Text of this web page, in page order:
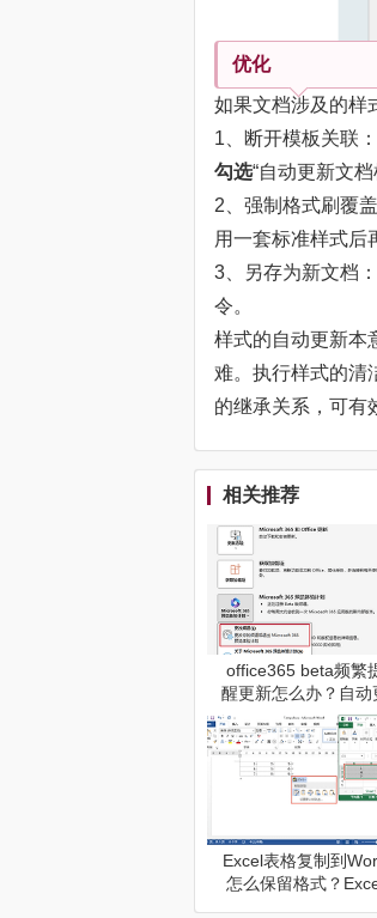
优化
如果文档涉及的样
1、断开模板关联：
勾选“自动更新文
2、强制格式刷覆
用一套标准样式后
3、另存为新文档
令。
样式的自动更新本
难。执行样式的清
的继承关系，可有
相关推荐
office365 beta频繁
醒更新怎么办？自动
新循环修复教程
Excel表格复制到
怎么保留格式？